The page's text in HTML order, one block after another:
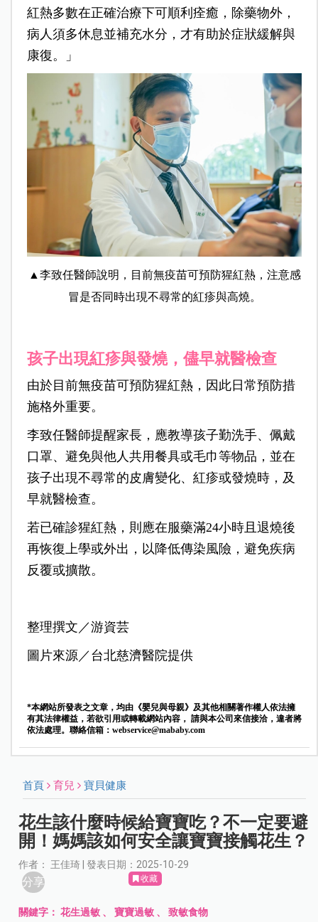
紅熱多數在正確治療下可順利痊癒，除藥物外，
病人須多休息並補充水分，才有助於症狀緩解與
康復。」
▲李致任醫師說明，目前無疫苗可預防猩紅熱，注意感
冒是否同時出現不尋常的紅疹與高燒。
孩子出現紅疹與發燒，儘早就醫檢查
由於目前無疫苗可預防猩紅熱，因此日常預防措
施格外重要。
李致任醫師提醒家長，應教導孩子勤洗手、佩戴
口罩、避免與他人共用餐具或毛巾等物品，並在
孩子出現不尋常的皮膚變化、紅疹或發燒時，及
早就醫檢查。
若已確診猩紅熱，則應在服藥滿24小時且退燒後
再恢復上學或外出，以降低傳染風險，避免疾病
反覆或擴散。
整理撰文／游資芸
圖片來源／台北慈濟醫院提供
*本網站所發表之文章，均由《嬰兒與母親》及其他相關著作權人依法擁
有其法律權益，若欲引用或轉載網站內容， 請與本公司來信接洽，違者將
依法處理。聯絡信箱： webservice@mababy.com
首頁 育兒 寶貝健康
花生該什麼時候給寶寶吃？不一定要避
開！媽媽該如何安全讓寶寶接觸花生？
作者： 王佳琦 | 發表日期：2025-10-29
分享 收藏
關鍵字：花生過敏 、寶寶過敏 、致敏食物